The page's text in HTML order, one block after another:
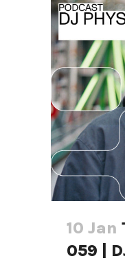
10 Jan
059 |